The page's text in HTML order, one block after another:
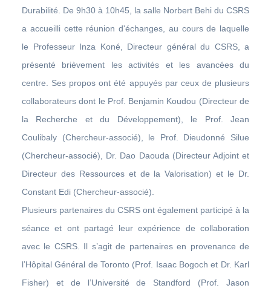
Durabilité. De 9h30 à 10h45, la salle Norbert Behi du CSRS
a accueilli cette réunion d'échanges, au cours de laquelle
le Professeur Inza Koné, Directeur général du CSRS, a
présenté brièvement les activités et les avancées du
centre. Ses propos ont été appuyés par ceux de plusieurs
collaborateurs dont le Prof. Benjamin Koudou (Directeur de
la Recherche et du Développement), le Prof. Jean
Coulibaly (Chercheur-associé), le Prof. Dieudonné Silue
(Chercheur-associé), Dr. Dao Daouda (Directeur Adjoint et
Directeur des Ressources et de la Valorisation) et le Dr.
Constant Edi (Chercheur-associé).
Plusieurs partenaires du CSRS ont également participé à la
séance et ont partagé leur expérience de collaboration
avec le CSRS. Il s’agit de partenaires en provenance de
l’Hôpital Général de Toronto (Prof. Isaac Bogoch et Dr. Karl
Fisher) et de l’Université de Standford (Prof. Jason